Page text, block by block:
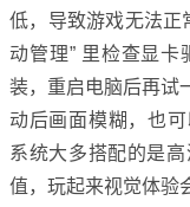
低，导致游戏无法正
动管理” 里检查显
装，重启电脑后再试
动后画面模糊，也
系统大多搭配的是
值，玩起来视觉体验